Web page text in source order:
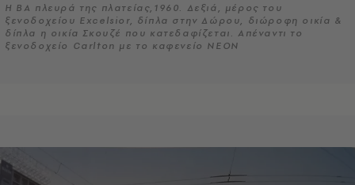
Η BA πλευρά της πλατείας,1960. Δεξιά, μέρος του
ξενοδοχείου Excelsior, δίπλα στην Δώρου, διώροφη οικία &
δίπλα η οικία Σκουζέ που κατεδαφίζεται. Απέναντι το
ξενοδοχείο Carlton με το καφενείο ΝΕΟΝ